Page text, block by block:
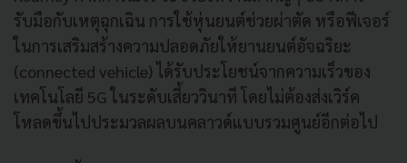
รับมือกับเหตุฉุกเฉิน การใช้หุ่นยนต์ช่วยผ่าตัด หรือฟีเจอร์
ในการเสริมสร้างความปลอดภัยให้ยานยนต์อัจฉริยะ
(connected vehicle) ได้รับประโยชน์จากความเร็วของ
เทคโนโลยี 5G ในระดับเสี้ยววินาที โดยไม่ต้องส่งเวิร์ค
โหลดขึ้นไปประมวลผลบนคลาวด์แบบรวมศูนย์อีกต่อไป